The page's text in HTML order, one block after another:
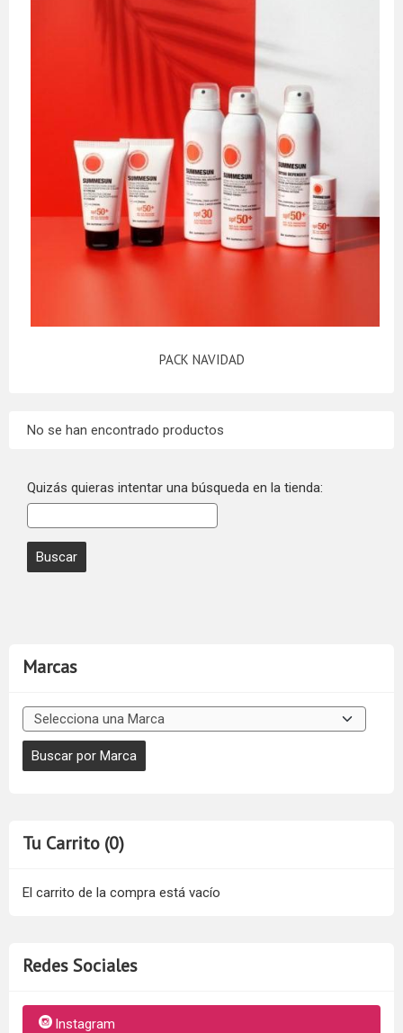
Marcas
Tu Carrito (0)
El carrito de la compra está vacío
Redes Sociales
Instagram
PACK NAVIDAD
No se han encontrado productos
Quizás quieras intentar una búsqueda en la tienda: